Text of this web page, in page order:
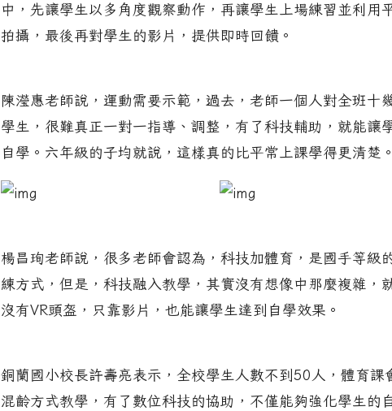
中，先讓學生以多角度觀察動作，再讓學生上場練習並利用
拍攝，最後再對學生的影片，提供即時回饋。
陳瀅惠老師說，運動需要示範，過去，老師一個人對全班十
學生，很難真正一對一指導、調整，有了科技輔助，就能讓
自學。六年級的子均就說，這樣真的比平常上課學得更清楚
楊昌珣老師說，很多老師會認為，科技加體育，是國手等級
練方式，但是，科技融入教學，其實沒有想像中那麼複雜，
沒有VR頭盔，只靠影片，也能讓學生達到自學效果。
銅蘭國小校長許壽亮表示，全校學生人數不到50人，體育課
混齡方式教學，有了數位科技的協助，不僅能夠強化學生的